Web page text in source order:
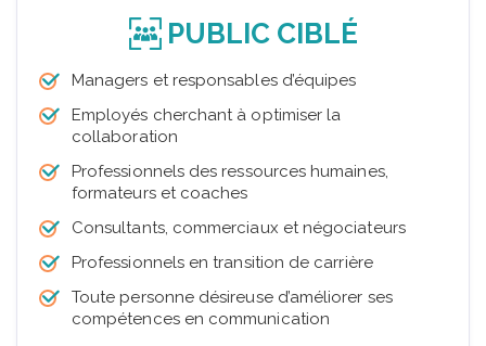
PUBLIC CIBLÉ
Managers et responsables d’équipes
Employés cherchant à optimiser la
collaboration
Professionnels des ressources humaines,
formateurs et coaches
Consultants, commerciaux et négociateurs
Professionnels en transition de carrière
Toute personne désireuse d’améliorer ses
compétences en communication